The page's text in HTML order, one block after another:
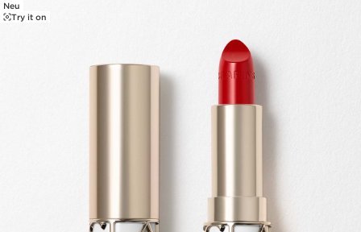
WEITER ZUM INHALT
Neu
Try it on